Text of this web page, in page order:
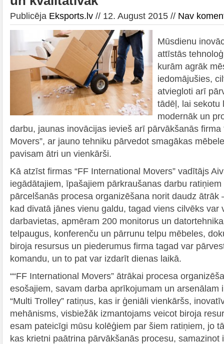
Publicēja Eksports.lv // 12. August 2015 // Nav
Mūsdienu
attīstās
kurām agrāk
iedomājušies,
atviegloti arī
tādēļ, lai sekotu
modernāk un
darbu, jaunas inovācijas ievieš arī pārvākšanās firma
Movers”, ar jauno tehniku pārvedot smagākas
pavisam ātri un vienkārši.
Kā atzīst firmas “FF International Movers” vadītājs
iegādātajiem, īpašajiem pārkraušanas darbu ratiņiem
pārcelšanās procesa organizēšana norit daudz ātrāk
kad divatā jānes vienu galdu, tagad viens cilvēks var
darbavietas, apmēram 200 monitorus un
telpaugus, konferenču un pārrunu telpu mēbeles,
biroja resursus un piederumus firma tagad var
komandu, un to pat var izdarīt dienas laikā.
““FF International Movers” ātrākai procesa
esošajiem, savam darba aprīkojumam un arsenālam
“Multi Trolley” ratiņus, kas ir ģeniāli vienkāršs,
mehānisms, visbiežāk izmantojams veicot biroja
esam pateicīgi mūsu kolēģiem par šiem ratiņiem, jo
kas krietni paātrina pārvākšanās procesu, samazinot